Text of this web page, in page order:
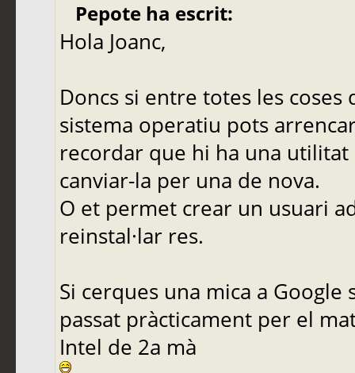
Pepote ha escrit:
Hola Joanc,
Doncs si entre totes les
sistema operatiu pots
recordar que hi ha una
canviar-la per una de nova.
O et permet crear un usuari
reinstal·lar res.
Si cerques una mica a
passat pràcticament per el
Intel de 2a mà